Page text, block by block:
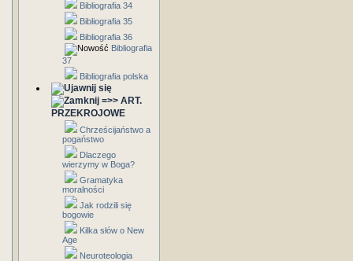
Bibliografia 34
Bibliografia 35
Bibliografia 36
Bibliografia
37
Bibliografia polska
=>> ART.
PRZEKROJOWE
Chrześcijaństwo a
pogaństwo
Dlaczego
wierzymy w Boga?
Gramatyka
moralności
Jak rodzili się
bogowie
Kilka słów o New
Age
Neuroteologia